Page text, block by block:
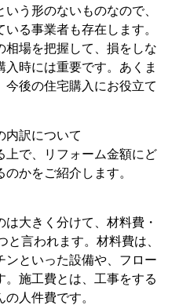
う形のないものなので、
る事業者も存在します。
相場を把握して、損をしな
時には重要です。あくま
今後の住宅購入にお役立て
訳について
上で、リフォーム金額にど
かをご紹介します。
大きく分けて、材料費・
言われます。材料費は、
ンといった設備や、フロー
。施工費とは、工事をする
人件費です。